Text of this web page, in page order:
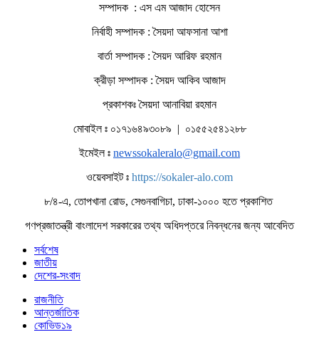
সম্পাদক : এস এম আজাদ হোসেন
নির্বাহী সম্পাদক : সৈয়দা আফসানা আশা
বার্তা সম্পাদক : সৈয়দ আরিফ রহমান
ক্রীড়া সম্পাদক : সৈয়দ আকিব আজাদ
প্রকাশকঃ সৈয়দা আনাবিয়া রহমান
মোবাইল ঃ ০১৭১৬৪৯৩০৮৯ | ০১৫৫২৫৪১২৮৮
ইমেইল ঃ newssokaleralo@gmail.com
ওয়েবসাইট ঃ https://sokaler-alo.com
৮/৪-এ, তোপখানা রোড, সেগুনবাগিচা, ঢাকা-১০০০ হতে প্রকাশিত
গণপ্রজাতন্ত্রী বাংলাদেশ সরকারের তথ্য অধিদপ্তরে নিবন্ধনের জন্য আবেদিত
সর্বশেষ
জাতীয়
দেশের-সংবাদ
রাজনীতি
আন্তর্জাতিক
কোভিড১৯